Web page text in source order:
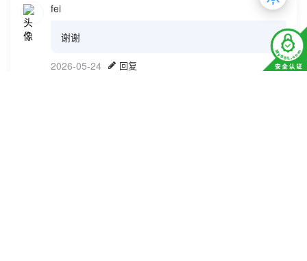
fei
谢谢
2026-05-24 回复